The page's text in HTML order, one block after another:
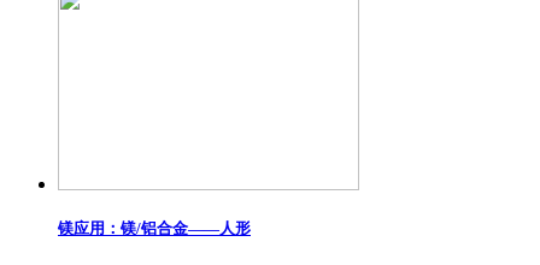
镁应用：镁/铝合金——​人形